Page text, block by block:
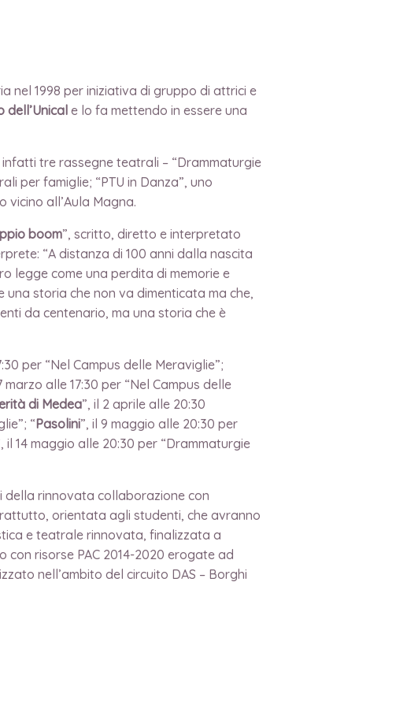
nel 1998 per iniziativa di gruppo di attrici e
dell’Unical e lo fa mettendo in essere una
tre rassegne teatrali – “Drammaturgie
per famiglie; “PTU in Danza”, uno
all’Aula Magna.
boom”, scritto, diretto e interpretato
“A distanza di 100 anni dalla nascita
legge come una perdita di memorie e
una storia che non va dimenticata ma che,
da centenario, ma una storia che è
per “Nel Campus delle Meraviglie”;
marzo alle 17:30 per “Nel Campus delle
di Medea”, il 2 aprile alle 20:30
“Pasolini”, il 9 maggio alle 20:30 per
il 14 maggio alle 20:30 per “Drammaturgie
della rinnovata collaborazione con
orientata agli studenti, che avranno
e teatrale rinnovata, finalizzata a
risorse PAC 2014-2020 erogate ad
nell’ambito del circuito DAS – Borghi